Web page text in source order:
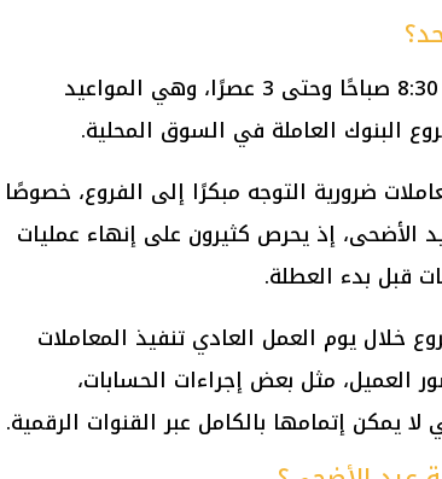
تعمل البنوك غدًا الأحد من الساعة 8:30 صباحًا وحتى 3 عصرًا، وهي المواعيد
البنوك العاملة في السوق المحلية.
ضرورية التوجه مبكرًا إلى الفروع، خصوصًا
الأضحى، إذ يحرص كثيرون على إنهاء عمليات
قبل بدء العطلة.
خلال يوم العمل العادي تنفيذ المعاملات
العميل، مثل بعض إجراءات الحسابات،
لا يمكن إتمامها بالكامل عبر القنوات الرقمية.